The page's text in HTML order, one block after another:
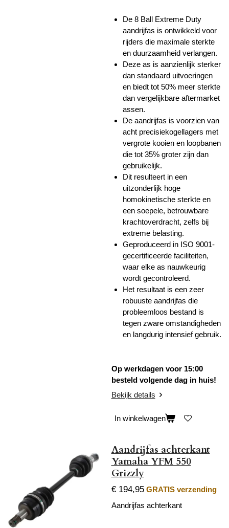
De 8 Ball Extreme Duty
aandrijfas is ontwikkeld voor
rijders die maximale sterkte
en duurzaamheid verlangen.
Deze as is aanzienlijk sterker
dan standaard uitvoeringen
en biedt tot 50% meer sterkte
dan vergelijkbare aftermarket
assen.
De aandrijfas is voorzien van
acht precisiekogellagers met
vergrote kooien en loopbanen
die tot 35% groter zijn dan
gebruikelijk.
Dit resulteert in een
uitzonderlijk hoge
homokinetische sterkte en
een soepele, betrouwbare
krachtoverdracht, zelfs bij
extreme belasting.
Geproduceerd in ISO 9001-
gecertificeerde faciliteiten,
waar elke as nauwkeurig
wordt gecontroleerd.
Het resultaat is een zeer
robuuste aandrijfas die
probleemloos bestand is
tegen zware omstandigheden
en langdurig intensief gebruik.
Op werkdagen voor 15:00
besteld volgende dag in huis!
Bekijk details
In winkelwagen
Aandrijfas achterkant
Yamaha YFM 550
Grizzly
€ 194,95 GRATIS verzending
Aandrijfas achterkant